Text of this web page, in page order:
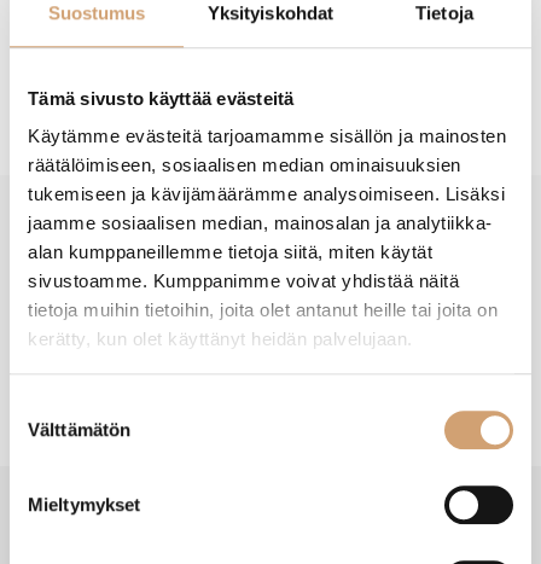
Suostumus Yksityiskohdat Tietoja
Tämä sivusto käyttää evästeitä
Käytämme evästeitä tarjoamamme sisällön ja mainosten
räätälöimiseen, sosiaalisen median ominaisuuksien
tukemiseen ja kävijämäärämme analysoimiseen. Lisäksi
jaamme sosiaalisen median, mainosalan ja analytiikka-
alan kumppaneillemme tietoja siitä, miten käytät
sivustoamme. Kumppanimme voivat yhdistää näitä
tietoja muihin tietoihin, joita olet antanut heille tai joita on
kerätty, kun olet käyttänyt heidän palvelujaan.
valinta
Välttämätön
Mieltymykset
Tuotekuvaus
- Tuotteesta ei ole vielä arvosteluja -
New content loaded